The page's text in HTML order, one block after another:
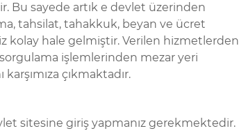
Bu sayede artık e devlet üzerinden
tahsilat, tahakkuk, beyan ve ücret
kolay hale gelmiştir. Verilen hizmetlerden
işlemlerinden mezar yeri
çıkmaktadır.
sitesine giriş yapmanız gerekmektedir.